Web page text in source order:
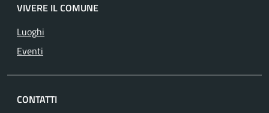
VIVERE IL COMUNE
Luoghi
Eventi
CONTATTI